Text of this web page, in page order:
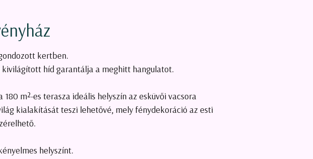
kertben.
híd garantálja a meghitt hangulatot.
m²-es terasza ideális helyszín az esküvői vacsora
kialakítását teszi lehetővé, mely fénydekoráció az esti
helyszínt.